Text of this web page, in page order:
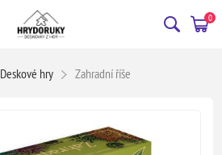
0
Deskové hry Zahradní říše